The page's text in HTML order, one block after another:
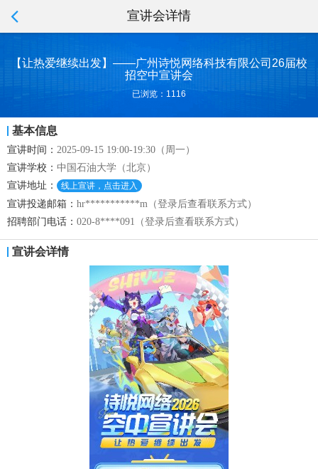
宣讲会详情
【让热爱继续出发】——广州诗悦网络科技有限公司26届校
招空中宣讲会
已浏览：1116
基本信息
宣讲时间： 2025-09-15 19:00-19:30（周一）
宣讲学校： 中国石油大学（北京）
宣讲地址：
线上宣讲，点击进入
宣讲投递邮箱： hr***********m（登录后查看联系方式）
招聘部门电话： 020-8****091（登录后查看联系方式）
宣讲会详情